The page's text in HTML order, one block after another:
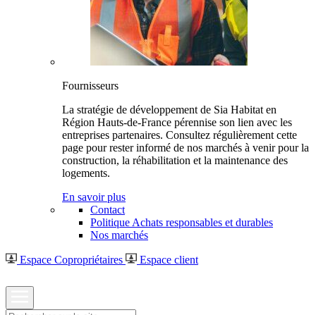
Fournisseurs
La stratégie de développement de Sia Habitat en
Région Hauts-de-France pérennise son lien avec les
entreprises partenaires. Consultez régulièrement cette
page pour rester informé de nos marchés à venir pour la
construction, la réhabilitation et la maintenance des
logements.
En savoir plus
Contact
Politique Achats responsables et durables
Nos marchés
Espace Copropriétaires Espace client